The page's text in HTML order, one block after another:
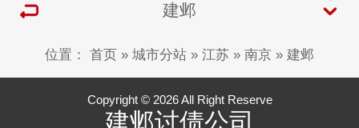
建邺
位置： 首页 » 城市分站 » 江苏 » 南京 » 建邺
Copyright © 2026 All Right Reserve
建邺讨债公司